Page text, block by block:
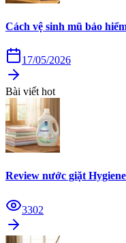
Cách vệ sinh mũ bảo
17/05/2026
Bài viết hot
Review nước giặt
3302